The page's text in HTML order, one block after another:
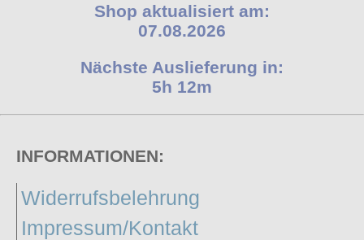
Shop aktualisiert am:
07.08.2026
Nächste Auslieferung in:
5h 12m
INFORMATIONEN:
Widerrufsbelehrung
Impressum/Kontakt